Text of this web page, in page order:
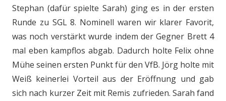
Stephan (dafür spielte Sarah) ging es in der ersten
Runde zu SGL 8. Nominell waren wir klarer Favorit,
was noch verstärkt wurde indem der Gegner Brett 4
mal eben kampflos abgab. Dadurch holte Felix ohne
Mühe seinen ersten Punkt für den VfB. Jörg holte mit
Weiß keinerlei Vorteil aus der Eröffnung und gab
sich nach kurzer Zeit mit Remis zufrieden. Sarah fand